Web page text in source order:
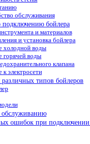
обслуживания
подключению бойлера
и материалов
и установка бойлера
холодной воды
воды
клапана
электросети
типов бойлеров
обслуживанию
ошибок при подключении